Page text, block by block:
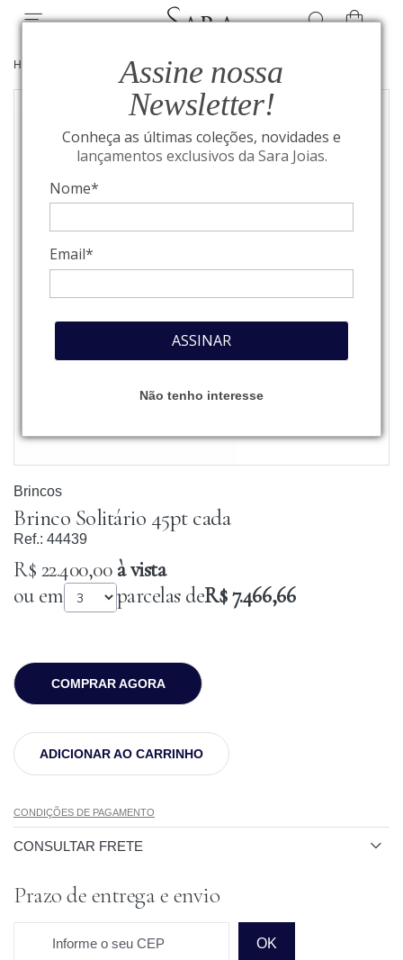
Assine nossa
Newsletter!
Conheça as últimas coleções, novidades e
lançamentos exclusivos da Sara Joias.
Nome*
Email*
ASSINAR
Não tenho interesse
HOME SOLITÁRIOS/BRINCOS
Brincos
Brinco Solitário 45pt cada
Ref.: 44439
R$ 22.400,00à vista
ou em
parcelas deR$ 7.466,66
COMPRAR AGORA
ADICIONAR AO CARRINHO
CONDIÇÕES DE PAGAMENTO
CONSULTAR FRETE
Prazo de entrega e envio
Informe o seu CEP OK